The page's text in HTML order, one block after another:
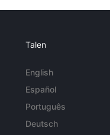
Talen
English
Español
Português
Deutsch